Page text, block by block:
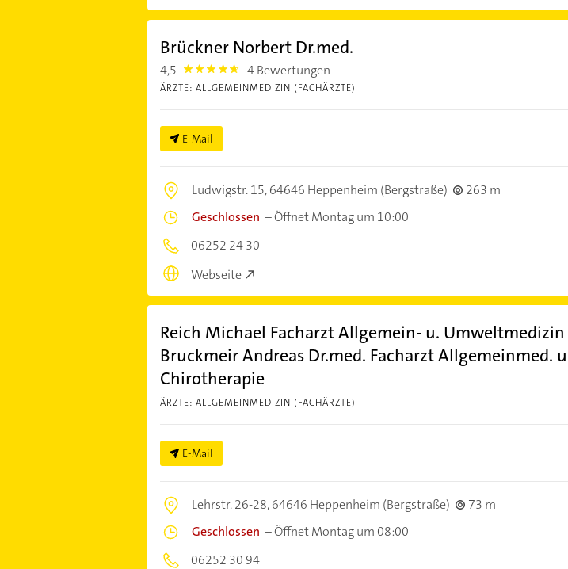
Brückner Norbert Dr.med.
4,5 4.5 4 Bewertungen
ÄRZTE: ALLGEMEINMEDIZIN (FACHÄRZTE)
E-Mail
Ludwigstr. 15,64646 Heppenheim (Bergstraße)
263 m
Geschlossen –Öffnet Montag um 10:00
06252 24 30
Webseite
Reich Michael Facharzt Allgemein- u. Umweltmedizin
Bruckmeir Andreas Dr.med. Facharzt Allgemeinmed.
Chirotherapie
ÄRZTE: ALLGEMEINMEDIZIN (FACHÄRZTE)
E-Mail
Lehrstr. 26-28,64646 Heppenheim (Bergstraße)
73 m
Geschlossen –Öffnet Montag um 08:00
06252 30 94